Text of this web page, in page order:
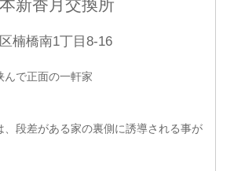
新香月交換所
楠橋南1丁目8-16
で正面の一軒家
、段差がある家の裏側に誘導される事が